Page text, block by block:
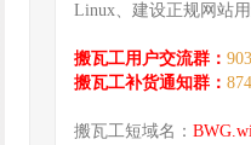
Linux、建设正规网站用
搬瓦工用户交流群：
搬瓦工补货通知群：
搬瓦工短域名：